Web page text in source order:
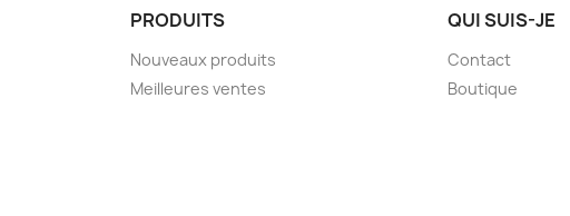
PRODUITS
Nouveaux produits
Meilleures ventes
QUI SUIS-JE
Contact
Boutique